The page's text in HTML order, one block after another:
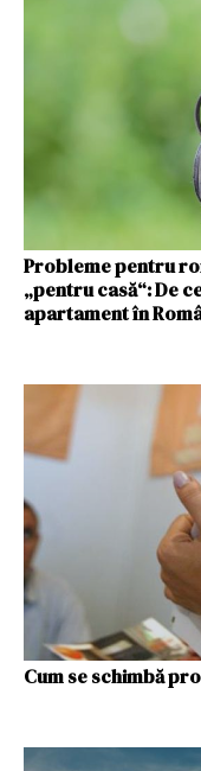
Probleme pentru
„pentru casă“: De
apartament în
Cum se schimbă